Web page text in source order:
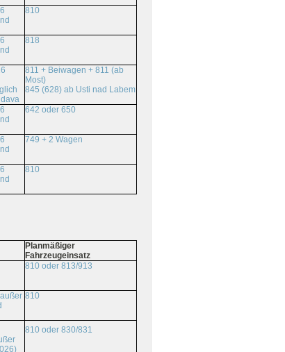
810
818
811 + Beiwagen + 811 (ab
Most)
845 (628) ab Usti nad Labem
642 oder 650
749 + 2 Wagen
810
Planmäßiger
Fahrzeugeinsatz
810 oder 813/913
810
810 oder 830/831